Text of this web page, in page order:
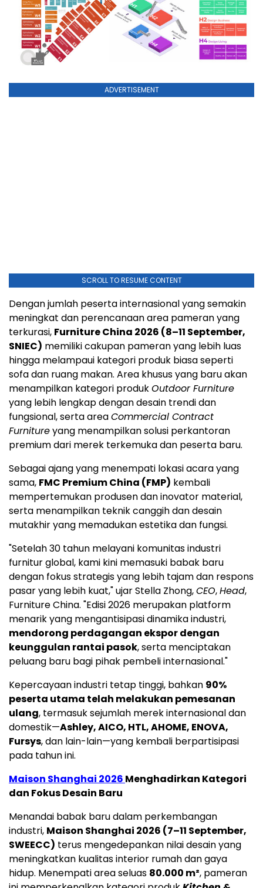
ADVERTISEMENT
SCROLL TO RESUME CONTENT
Dengan jumlah peserta internasional yang semakin
meningkat dan perencanaan area pameran yang
terkurasi, Furniture China 2026 (8–11 September,
SNIEC) memiliki cakupan pameran yang lebih luas
hingga melampaui kategori produk biasa seperti
sofa dan ruang makan. Area khusus yang baru akan
menampilkan kategori produkOutdoor Furniture
yang lebih lengkap dengan desain trendi dan
fungsional, serta areaCommercial Contract
Furnitureyang menampilkan solusi perkantoran
premium dari merek terkemuka dan peserta baru.
Sebagai ajang yang menempati lokasi acara yang
sama, FMC Premium China (FMP) kembali
mempertemukan produsen dan inovator material,
serta menampilkan teknik canggih dan desain
mutakhir yang memadukan estetika dan fungsi.
"Setelah 30 tahun melayani komunitas industri
furnitur global, kami kini memasuki babak baru
dengan fokus strategis yang lebih tajam dan respons
pasar yang lebih kuat," ujar Stella Zhong,CEO,Head,
Furniture China. "Edisi 2026 merupakan platform
menarik yang mengantisipasi dinamika industri,
mendorong perdagangan ekspor dengan
keunggulan rantai pasok, serta menciptakan
peluang baru bagi pihak pembeli internasional."
Kepercayaan industri tetap tinggi, bahkan 90%
peserta utama telah melakukan pemesanan
ulang, termasuk sejumlah merek internasional dan
domestik—Ashley, AICO, HTL, AHOME, ENOVA,
Fursys, dan lain-lain—yang kembali berpartisipasi
pada tahun ini.
Maison Shanghai 2026 Menghadirkan Kategori
dan Fokus Desain Baru
Menandai babak baru dalam perkembangan
industri, Maison Shanghai 2026 (7–11 September,
SWEECC) terus mengedepankan nilai desain yang
meningkatkan kualitas interior rumah dan gaya
hidup. Menempati area seluas 80.000 m², pameran